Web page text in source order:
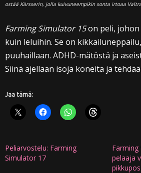
ostää Kärsserin, jolla kuivuneempikin sonta irtoaa
Farming Simulator 15on peli,
kuin leluihin. Se on
puuhaillaan. ADHD-mätöstä ja
Siinä ajellaan isoja koneita ja
Jaa tämä:
Peliarvostelu: Farming
Simulator 17
Farming
pelaaja